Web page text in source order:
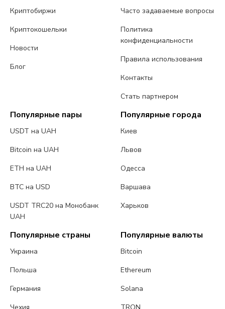
Криптобиржи
Криптокошельки
Новости
Блог
Часто задаваемые вопросы
Политика
конфиденциальности
Правила использования
Контакты
Стать партнером
Популярные пары
USDT на UAH
Bitcoin на UAH
ETH на UAH
BTC на USD
USDT TRC20 на Монобанк
UAH
Популярные города
Киев
Львов
Одесса
Варшава
Харьков
Популярные страны
Украина
Польша
Германия
Популярные валюты
Bitcoin
Ethereum
Solana